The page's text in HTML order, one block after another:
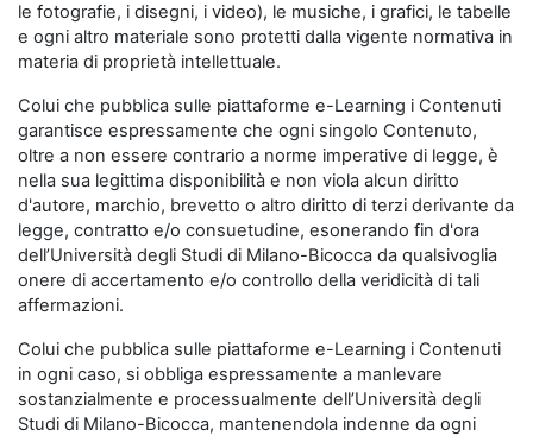
le fotografie, i disegni, i video), le musiche, i grafici, le tabelle
e ogni altro materiale sono protetti dalla vigente normativa in
materia di proprietà intellettuale.
Colui che pubblica sulle piattaforme e-Learning i Contenuti
garantisce espressamente che ogni singolo Contenuto,
oltre a non essere contrario a norme imperative di legge, è
nella sua legittima disponibilità e non viola alcun diritto
d'autore, marchio, brevetto o altro diritto di terzi derivante da
legge, contratto e/o consuetudine, esonerando fin d'ora
dell’Università degli Studi di Milano-Bicocca da qualsivoglia
onere di accertamento e/o controllo della veridicità di tali
affermazioni.
Colui che pubblica sulle piattaforme e-Learning i Contenuti
in ogni caso, si obbliga espressamente a manlevare
sostanzialmente e processualmente dell’Università degli
Studi di Milano-Bicocca, mantenendola indenne da ogni